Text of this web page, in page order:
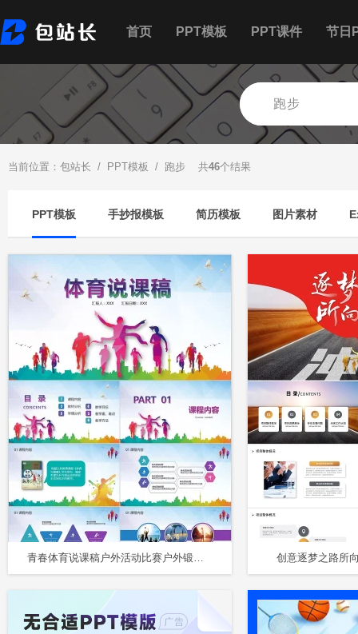
首页 PPT模板 PPT课件 节日
当前位置： 包站长 / PPT模板 / 跑步 共46个结果
PPT模板 手抄报模板 简历模板 图片素材
青春体育说课稿户外活动比赛户外锻炼球PPT模板 创意逐梦之路所